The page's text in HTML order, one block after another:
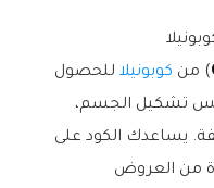
) من كوبونيلا للحصول
تشكيل الجسم،
يساعدك الكود على
من العروض